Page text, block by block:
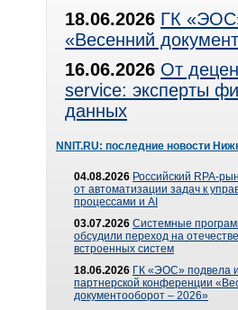
18.06.2026 ГК
«Весенний
16.06.2026 От
service: эксперты
данных
NNIT.RU: последние новости
04.08.2026 Российский RPA-
от автоматизации задач к
процессами и AI
03.07.2026 Системные
обсудили переход на
встроенных систем
18.06.2026 ГК «ЭОС» подвела
партнерской конференции
документооборот – 2026»